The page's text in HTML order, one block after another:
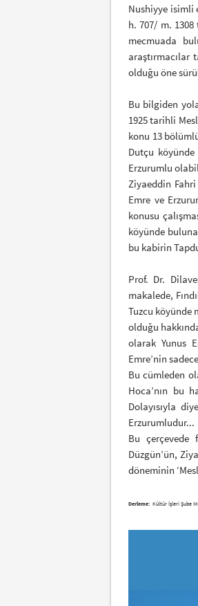
Nushiyye isimli
h. 707/ m.
mecmuada
araştırmacılar
olduğu öne
Bu bilgiden
1925 tarihli
konu 13
Dutçu köyünde
Erzurumlu
Ziyaeddin Fahri
Emre ve
konusu
köyünde
bu kabirin
Prof. Dr.
makalede,
Tuzcu köyünde
olduğu
olarak Yunus
Emre’nin
Bu cümleden
Hoca’nın bu
Dolayısıyla
Erzurumludur...
Bu
Düzgün’ün,
döneminin
Derleme: Kültür İşleri Şube